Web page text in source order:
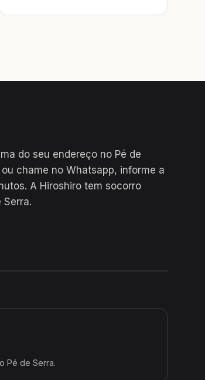
do seu endereço no Pé de
chame no Whatsapp, informe a
A Hiroshiro tem socorro
Serra.
Pé de Serra.